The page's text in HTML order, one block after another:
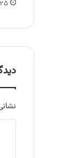
۲۵ می ۲۰۲۲